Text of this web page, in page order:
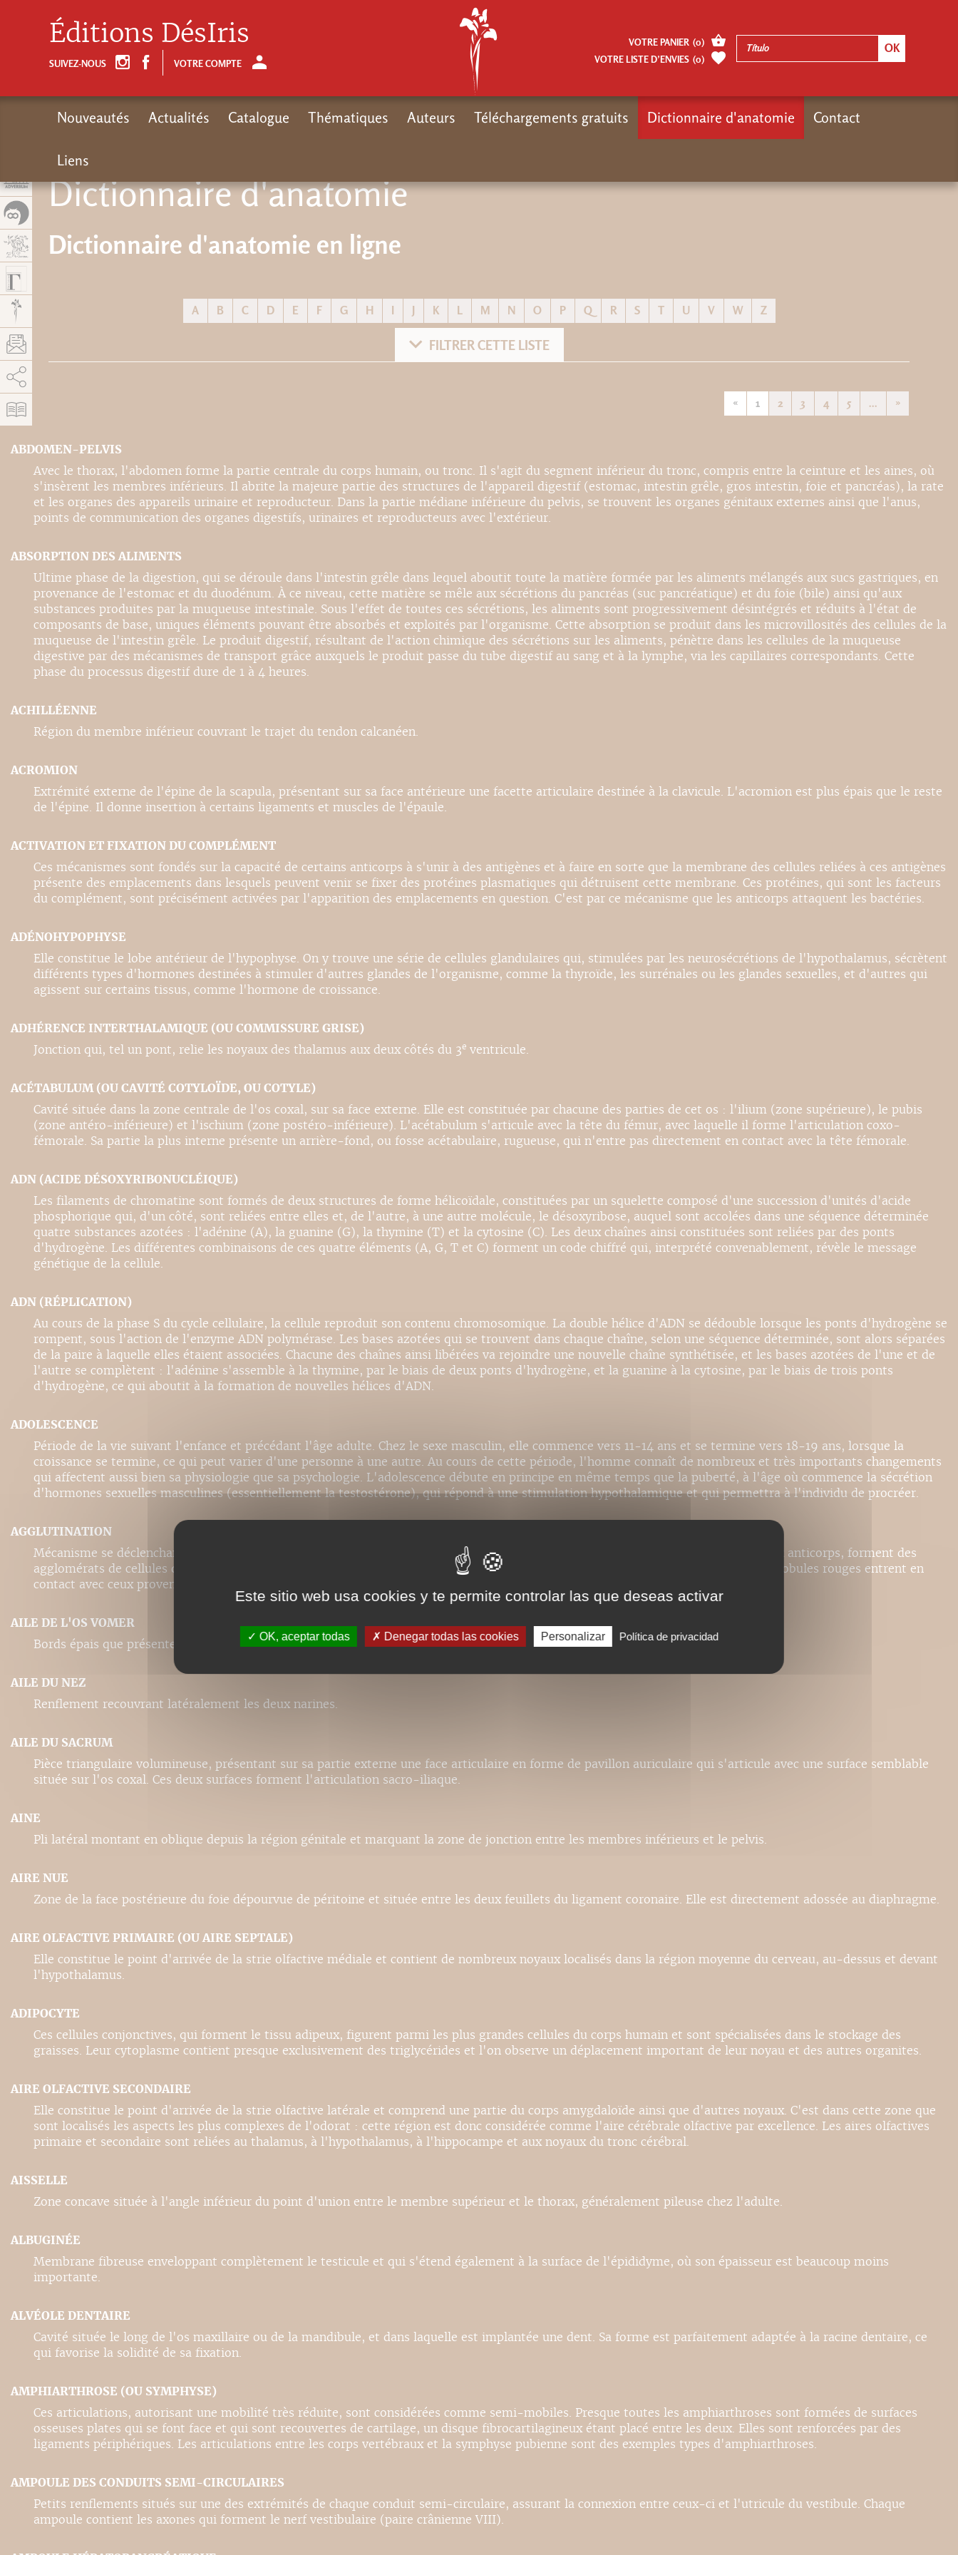
Dictionnaire d'anatomie
Dictionnaire d'anatomie en ligne
A B C D E F G H K L M N O P Q R S T U V W Z
FILTRER CETTE LISTE
« 1 2 3 4 5 ... »
ABDOMEN-PELVIS
Avec le thorax, l'abdomen forme la partie centrale du corps humain, ou tronc. Il s'agit du segment inférieur du tronc, compris entre la ceinture et les aines, où
s'insèrent les membres inférieurs. Il abrite la majeure partie des structures de l'appareil digestif (estomac, intestin grêle, gros intestin, foie et pancréas), la rate
et les organes des appareils urinaire et reproducteur. Dans la partie médiane inférieure du pelvis, se trouvent les organes génitaux externes ainsi que l'anus,
points de communication des organes digestifs, urinaires et reproducteurs avec l'extérieur.
ABSORPTION DES ALIMENTS
Ultime phase de la digestion, qui se déroule dans l'intestin grêle dans lequel aboutit toute la matière formée par les aliments mélangés aux sucs gastriques, en
provenance de l'estomac et du duodénum. À ce niveau, cette matière se mêle aux sécrétions du pancréas (suc pancréatique) et du foie (bile) ainsi qu'aux
substances produites par la muqueuse intestinale. Sous l'effet de toutes ces sécrétions, les aliments sont progressivement désintégrés et réduits à l'état de
composants de base, uniques éléments pouvant être absorbés et exploités par l'organisme. Cette absorption se produit dans les microvillosités des cellules de la
muqueuse de l'intestin grêle. Le produit digestif, résultant de l'action chimique des sécrétions sur les aliments, pénètre dans les cellules de la muqueuse
digestive par des mécanismes de transport grâce auxquels le produit passe du tube digestif au sang et à la lymphe, via les capillaires correspondants. Cette
phase du processus digestif dure de 1 à 4 heures.
ACHILLÉENNE
Région du membre inférieur couvrant le trajet du tendon calcanéen.
ACROMION
Extrémité externe de l'épine de la scapula, présentant sur sa face antérieure une facette articulaire destinée à la clavicule. L'acromion est plus épais que le reste
de l'épine. Il donne insertion à certains ligaments et muscles de l'épaule.
ACTIVATION ET FIXATION DU COMPLÉMENT
Ces mécanismes sont fondés sur la capacité de certains anticorps à s'unir à des antigènes et à faire en sorte que la membrane des cellules reliées à ces antigènes
présente des emplacements dans lesquels peuvent venir se fixer des protéines plasmatiques qui détruisent cette membrane. Ces protéines, qui sont les facteurs
du complément, sont précisément activées par l'apparition des emplacements en question. C'est par ce mécanisme que les anticorps attaquent les bactéries.
ADÉNOHYPOPHYSE
Elle constitue le lobe antérieur de l'hypophyse. On y trouve une série de cellules glandulaires qui, stimulées par les neurosécrétions de l'hypothalamus, sécrètent
différents types d'hormones destinées à stimuler d'autres glandes de l'organisme, comme la thyroïde, les surrénales ou les glandes sexuelles, et d'autres qui
agissent sur certains tissus, comme l'hormone de croissance.
ADHÉRENCE INTERTHALAMIQUE (OU COMMISSURE GRISE)
Jonction qui, tel un pont, relie les noyaux des thalamus aux deux côtés du 3e ventricule.
ACÉTABULUM (OU CAVITÉ COTYLOÏDE, OU COTYLE)
Cavité située dans la zone centrale de l'os coxal, sur sa face externe. Elle est constituée par chacune des parties de cet os : l'ilium (zone supérieure), le pubis
(zone antéro-inférieure) et l'ischium (zone postéro-inférieure). L'acétabulum s'articule avec la tête du fémur, avec laquelle il forme l'articulation coxo-
fémorale. Sa partie la plus interne présente un arrière-fond, ou fosse acétabulaire, rugueuse, qui n'entre pas directement en contact avec la tête fémorale.
ADN (ACIDE DÉSOXYRIBONUCLÉIQUE)
Les filaments de chromatine sont formés de deux structures de forme hélicoïdale, constituées par un squelette composé d'une succession d'unités d'acide
phosphorique qui, d'un côté, sont reliées entre elles et, de l'autre, à une autre molécule, le désoxyribose, auquel sont accolées dans une séquence déterminée
quatre substances azotées : l'adénine (A), la guanine (G), la thymine (T) et la cytosine (C). Les deux chaînes ainsi constituées sont reliées par des ponts
d'hydrogène. Les différentes combinaisons de ces quatre éléments (A, G, T et C) forment un code chiffré qui, interprété convenablement, révèle le message
génétique de la cellule.
ADN (RÉPLICATION)
Au cours de la phase S du cycle cellulaire, la cellule reproduit son contenu chromosomique. La double hélice d'ADN se dédouble lorsque les ponts d'hydrogène se
rompent, sous l'action de l'enzyme ADN polymérase. Les bases azotées qui se trouvent dans chaque chaîne, selon une séquence déterminée, sont alors séparées
de la paire à laquelle elles étaient associées. Chacune des chaînes ainsi libérées va rejoindre une nouvelle chaîne synthétisée, et les bases azotées de l'une et de
l'autre se complètent : l'adénine s'assemble à la thymine, par le biais de deux ponts d'hydrogène, et la guanine à la cytosine, par le biais de trois ponts
d'hydrogène, ce qui aboutit à la formation de nouvelles hélices d'ADN.
ADOLESCENCE
Période de la vie suivant l'enfance et précédant l'âge adulte. Chez le sexe masculin, elle commence vers 11-14 ans et se termine vers 18-19 ans, lorsque la
croissance se termine, ce qui peut varier d'une personne à une autre. Au cours de cette période, l'homme connaît de nombreux et très importants changements
qui affectent aussi bien sa physiologie que sa psychologie. L'adolescence débute en principe en même temps que la puberté, à l'âge où commence la sécrétion
d'hormones sexuelles masculines (essentiellement la testostérone), qui répond à une stimulation hypothalamique et qui permettra à l'individu de procréer.
AGGLUTINATION
Mécanisme se déclenchant lorsque les antigènes se trouvent à la surface des cellules et qui, une fois que ces antigènes sont unis aux anticorps, forment des
agglomérats de cellules dont la capacité antigénique est bloquée. Ce mécanisme permet à l'organisme de se défendre lorsque ses globules rouges entrent en
contact avec ceux provenant d'un individu ayant un groupe sanguin différent. On parle alors de
AILE DE L'OS VOMER
Bords épais que présente le canal sphéno-vomérien dans son angle postérieur. Ils sont inclinés de chaque côté.
AILE DU NEZ
Renflement recouvrant latéralement les deux narines.
AILE DU SACRUM
Pièce triangulaire volumineuse, présentant sur sa partie externe une face articulaire en forme de pavillon auriculaire qui s'articule avec une surface semblable
située sur l'os coxal. Ces deux surfaces forment l'articulation sacro-iliaque.
AINE
Pli latéral montant en oblique depuis la région génitale et marquant la zone de jonction entre les membres inférieurs et le pelvis.
AIRE NUE
Zone de la face postérieure du foie dépourvue de péritoine et située entre les deux feuillets du ligament coronaire. Elle est directement adossée au diaphragme.
AIRE OLFACTIVE PRIMAIRE (OU AIRE SEPTALE)
Elle constitue le point d'arrivée de la strie olfactive médiale et contient de nombreux noyaux localisés dans la région moyenne du cerveau, au-dessus et devant
l'hypothalamus.
ADIPOCYTE
Ces cellules conjonctives, qui forment le tissu adipeux, figurent parmi les plus grandes cellules du corps humain et sont spécialisées dans le stockage des
graisses. Leur cytoplasme contient presque exclusivement des triglycérides et l'on observe un déplacement important de leur noyau et des autres organites.
AIRE OLFACTIVE SECONDAIRE
Elle constitue le point d'arrivée de la strie olfactive latérale et comprend une partie du corps amygdaloïde ainsi que d'autres noyaux. C'est dans cette zone que
sont localisés les aspects les plus complexes de l'odorat : cette région est donc considérée comme l'aire cérébrale olfactive par excellence. Les aires olfactives
primaire et secondaire sont reliées au thalamus, à l'hypothalamus, à l'hippocampe et aux noyaux du tronc cérébral.
AISSELLE
Zone concave située à l'angle inférieur du point d'union entre le membre supérieur et le thorax, généralement pileuse chez l'adulte.
ALBUGINÉE
Membrane fibreuse enveloppant complètement le testicule et qui s'étend également à la surface de l'épididyme, où son épaisseur est beaucoup moins
importante.
ALVÉOLE DENTAIRE
Cavité située le long de l'os maxillaire ou de la mandibule, et dans laquelle est implantée une dent. Sa forme est parfaitement adaptée à la racine dentaire, ce
qui favorise la solidité de sa fixation.
AMPHIARTHROSE (OU SYMPHYSE)
Ces articulations, autorisant une mobilité très réduite, sont considérées comme semi-mobiles. Presque toutes les amphiarthroses sont formées de surfaces
osseuses plates qui se font face et qui sont recouvertes de cartilage, un disque fibrocartilagineux étant placé entre les deux. Elles sont renforcées par des
ligaments périphériques. Les articulations entre les corps vertébraux et la symphyse pubienne sont des exemples types d'amphiarthroses.
AMPOULE DES CONDUITS SEMI-CIRCULAIRES
Petits renflements situés sur une des extrémités de chaque conduit semi-circulaire, assurant la connexion entre ceux-ci et l'utricule du vestibule. Chaque
ampoule contient les axones qui forment le nerf vestibulaire (paire crânienne VIII).
Éditions DésIris
SUIVEZ-NOUS VOTRE COMPTE
VOTRE PANIER (0)
VOTRE LISTE D’ENVIES (0)
Nouveautés Actualités Catalogue Thématiques Auteurs Téléchargements gratuits Dictionnaire d'anatomie Contact
Liens
Este sitio web usa cookies y te permite controlar las que deseas activar
OK, aceptar todas Denegar todas las cookies Personalizar Política de privacidad